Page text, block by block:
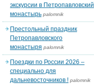
экскурсии в Петропавловский
монастырь palomnik
Престольный праздник
Петропавловского
монастыря palomnik
Поездки по России 2026 –
специально для
дальневосточников ! palomnik